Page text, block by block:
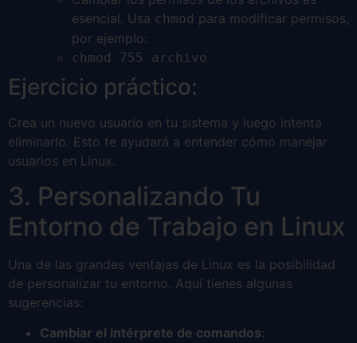
esencial. Usa chmod para modificar permisos,
por ejemplo:
chmod 755 archivo
Ejercicio práctico:
Crea un nuevo usuario en tu sistema y luego intenta
eliminarlo. Esto te ayudará a entender cómo manejar
usuarios en Linux.
3. Personalizando Tu
Entorno de Trabajo en Linux
Una de las grandes ventajas de Linux es la posibilidad
de personalizar tu entorno. Aquí tienes algunas
sugerencias:
Cambiar el intérprete de comandos: